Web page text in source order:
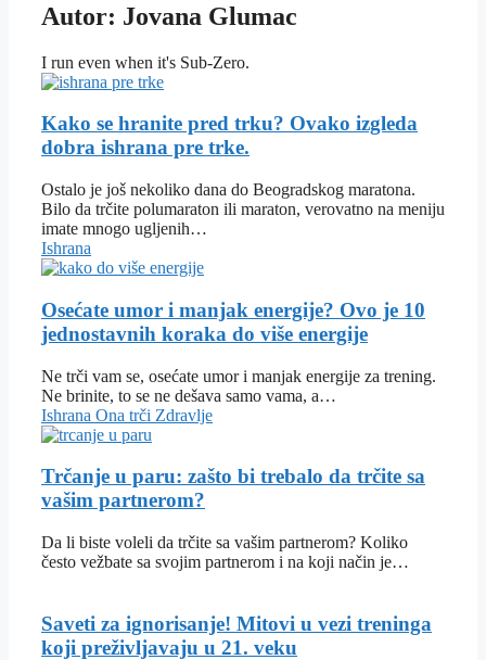
Autor: Jovana Glumac
I run even when it's Sub-Zero.
Kako se hranite pred trku? Ovako izgleda
dobra ishrana pre trke.
Ostalo je još nekoliko dana do Beogradskog maratona.
Bilo da trčite polumaraton ili maraton, verovatno na meniju
imate mnogo ugljenih…
Ishrana
Osećate umor i manjak energije? Ovo je 10
jednostavnih koraka do više energije
Ne trči vam se, osećate umor i manjak energije za trening.
Ne brinite, to se ne dešava samo vama, a…
Ishrana Ona trči Zdravlje
Trčanje u paru: zašto bi trebalo da trčite sa
vašim partnerom?
Da li biste voleli da trčite sa vašim partnerom? Koliko
često vežbate sa svojim partnerom i na koji način je…
Saveti za ignorisanje! Mitovi u vezi treninga
koji preživljavaju u 21. veku